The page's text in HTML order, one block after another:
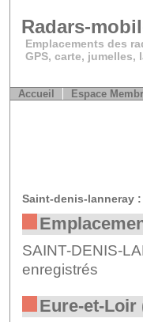
Radars-
Emplacements des
GPS, carte, jumelles,
Accueil Espace
Saint-denis-lanneray
SAINT-DENIS-
enregistrés
Eure-et-Loir